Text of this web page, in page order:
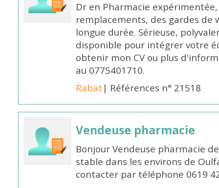
Dr en Pharmacie
remplacements, des gardes de
longue durée. Sérieuse,
disponible pour intégrer votre
obtenir mon CV ou plus
au 0775401710.
Rabat | Références n° 21518
Vendeuse pharmacie
Bonjour Vendeuse pharmacie
stable dans les environs de
contacter par téléphone 0619